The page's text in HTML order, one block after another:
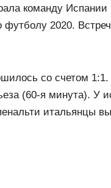
команду
футболу 2020.
со счетом
(60-я минута). У
итальянцы